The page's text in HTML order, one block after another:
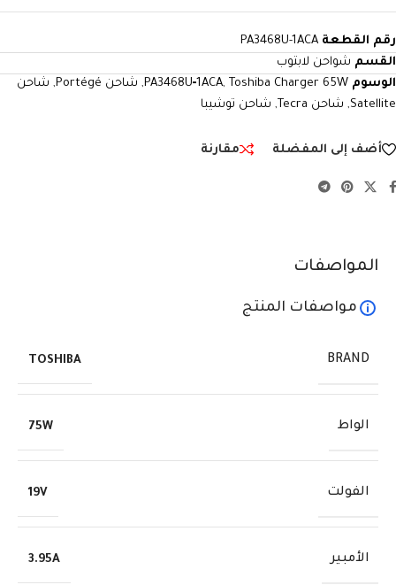
رقم القطعة PA3468U-1ACA
القسم شواحن لابتوب
الوسوم
PA3468U‑1ACA, Toshiba Charger 65W
, شاحن Portégé , شاحن
Satellite
, شاحن Tecra , شاحن توشيبا
أضف إلى المفضلة مقارنة
المواصفات
مواصفات المنتج
BRAND
TOSHIBA
الواط 75W
الفولت 19V
الأمبير 3.95A